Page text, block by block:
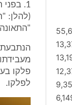
1.
לפלקו.